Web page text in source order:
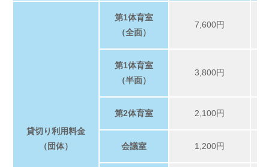
貸切り利用料金
（団体）
第1体育室
（全面）
7,600円
第1体育室
（半面）
3,800円
第2体育室 2,100円
会議室 1,200円